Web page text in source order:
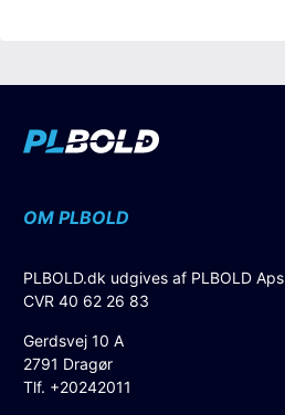
OM PLBOLD
PLBOLD.dk udgives af PLBOLD Aps
CVR 40 62 26 83
Gerdsvej 10 A
2791 Dragør
Tlf. +20242011